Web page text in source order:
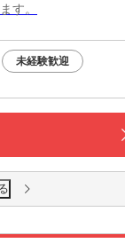
す。
未経験歓迎